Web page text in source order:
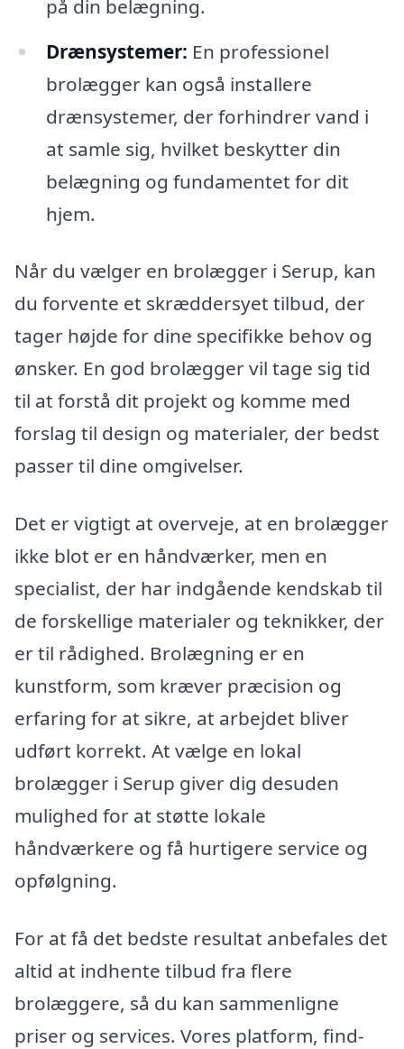
på din belægning.
Drænsystemer: En professionel
brolægger kan også installere
drænsystemer, der forhindrer vand i
at samle sig, hvilket beskytter din
belægning og fundamentet for dit
hjem.
Når du vælger en brolægger i Serup, kan
du forvente et skræddersyet tilbud, der
tager højde for dine specifikke behov og
ønsker. En god brolægger vil tage sig tid
til at forstå dit projekt og komme med
forslag til design og materialer, der bedst
passer til dine omgivelser.
Det er vigtigt at overveje, at en brolægger
ikke blot er en håndværker, men en
specialist, der har indgående kendskab til
de forskellige materialer og teknikker, der
er til rådighed. Brolægning er en
kunstform, som kræver præcision og
erfaring for at sikre, at arbejdet bliver
udført korrekt. At vælge en lokal
brolægger i Serup giver dig desuden
mulighed for at støtte lokale
håndværkere og få hurtigere service og
opfølgning.
For at få det bedste resultat anbefales det
altid at indhente tilbud fra flere
brolæggere, så du kan sammenligne
priser og services. Vores platform, find-